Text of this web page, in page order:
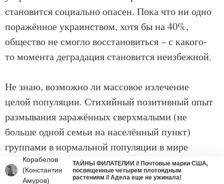
Корабелов
(Константин
Амуров)
ТАЙНЫ ФИЛАТЕЛИИ // Почтовые марки США,
посвященные четырем плотоядным
растениям // Адела еще не ужинала!
становится социально опасен. Пока что ни одно
поражённое украинством, хотя бы на 40%,
общество не смогло восстановиться – с какого-
то момента деградация становится неизбежной.
Не знаю, возможно ли массовое излечение
целой популяции. Стихийный позитивный опыт
размывания заражённых сверхмалыми (не
больше одной семьи на населённый пункт)
группами в нормальной популяции в мире
существует, но он никогда не ставился
сознательно и никогда не масштабировался на